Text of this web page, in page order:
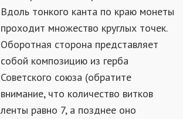
Вдоль тонкого канта по краю монеты
проходит множество круглых точек.
Оборотная сторона представляет
собой композицию из герба
Советского союза (обратите
внимание, что количество витков
ленты равно 7, а позднее оно